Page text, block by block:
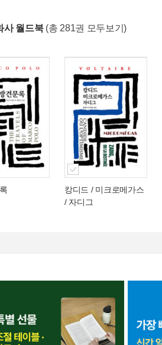
사 월드북 (총 281권 모두보기)
캉디드 / 미크로메가스
/ 자디그